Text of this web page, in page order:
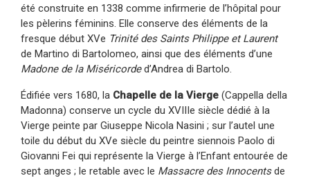
été construite en 1338 comme infirmerie de l’hôpital pour
les pèlerins féminins. Elle conserve des éléments de la
fresque début XVe Trinité des Saints Philippe et Laurent
de Martino di Bartolomeo, ainsi que des éléments d’une
Madone de la Miséricorded’Andrea di Bartolo.
Édifiée vers 1680, la Chapelle de la Vierge (Cappella della
Madonna) conserve un cycle du XVIIIe siècle dédié à la
Vierge peinte par Giuseppe Nicola Nasini ; sur l’autel une
toile du début du XVe siècle du peintre siennois Paolo di
Giovanni Fei qui représente la Vierge à l’Enfant entourée de
sept anges ; le retable avec le Massacre des Innocentsde